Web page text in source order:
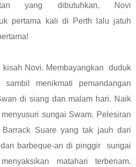
yang dibutuhkan, Novi
pertama kali di Perth lalu jatuh
kisah Novi. Membayangkan duduk
menikmati pemandangan
di siang dan malam hari. Naik
sungai Swam. Pelesiran
Suare yang tak jauh dari
barbeque-an di pinggir sungai
matahari terbenam.